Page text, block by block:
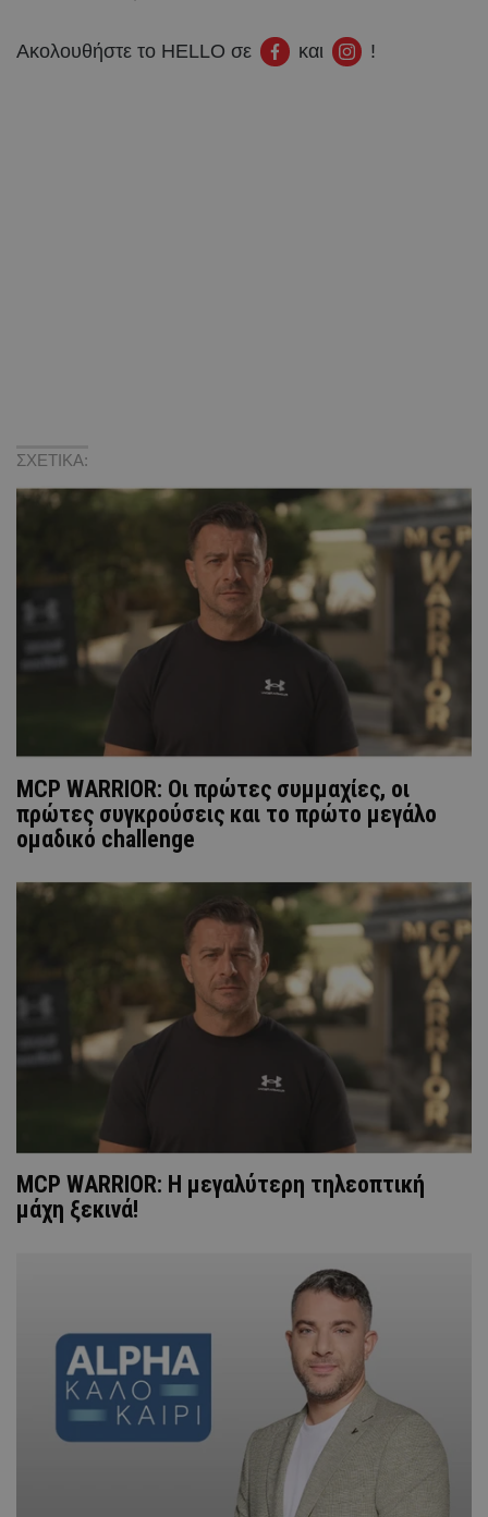
Ακολουθήστε το HELLO σε και !
ΣΧΕΤΙΚΑ:
MCP WARRIOR: Οι πρώτες συμμαχίες, οι
πρώτες συγκρούσεις και το πρώτο μεγάλο
ομαδικό challenge
MCP WARRIOR: Η μεγαλύτερη τηλεοπτική
μάχη ξεκινά!